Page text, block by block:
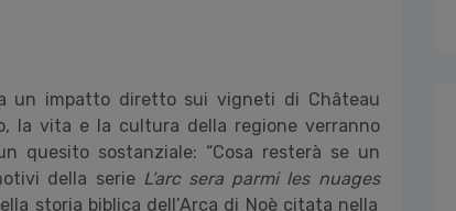
un impatto diretto sui vigneti di Château
la vita e la cultura della regione verranno
quesito sostanziale: “Cosa resterà se un
della serieL’arc sera parmi les nuages
storia biblica dell’Arca di Noè citata nella